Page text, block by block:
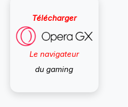
Télécharger
Le navigateur
du gaming